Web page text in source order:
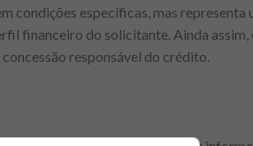
condições específicas, mas representa
financeiro do solicitante. Ainda assim,
responsável do crédito.